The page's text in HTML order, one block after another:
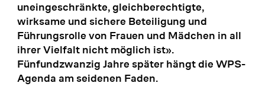
uneingeschränkte, gleichberechtigte,
wirksame und sichere Beteiligung und
Führungsrolle von Frauen und Mädchen in all
ihrer Vielfalt nicht möglich ist».
Fünfundzwanzig Jahre später hängt die WPS-
Agenda am seidenen Faden.